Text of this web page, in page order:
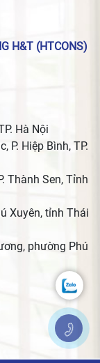
H&T (HTCONS)
Hà Nội
P. Hiệp Bình, TP.
Thành Sen, Tỉnh
Xuyên, tỉnh Thái
phường Phú